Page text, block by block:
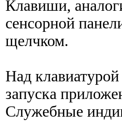
Клавиши,
сенсорной
щелчком.
Над
запуска
Служебные